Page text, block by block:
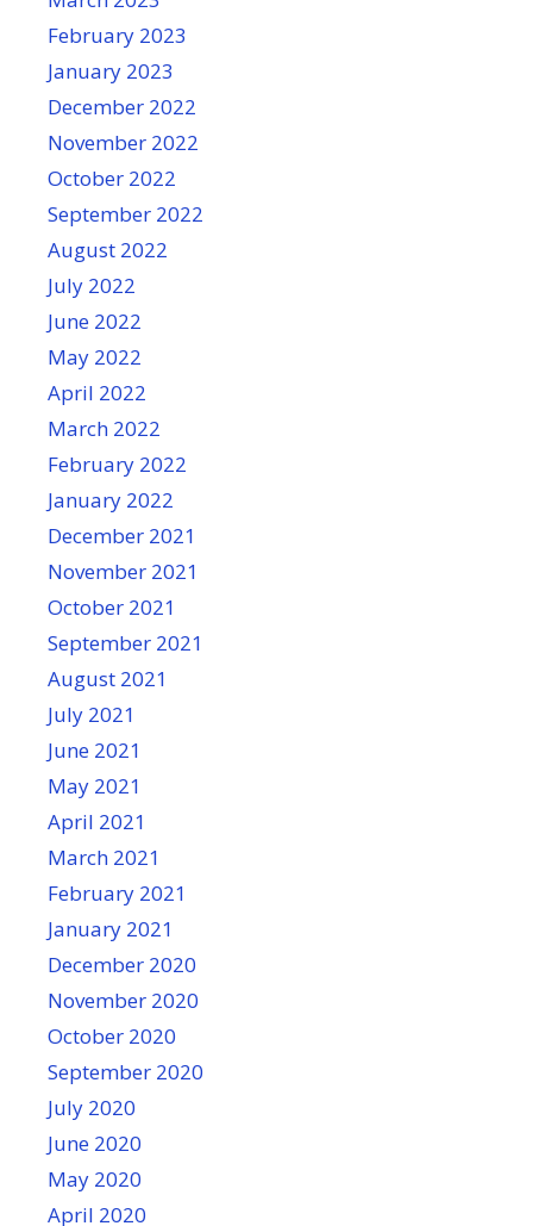
February 2023
January 2023
December 2022
November 2022
October 2022
September 2022
August 2022
July 2022
June 2022
May 2022
April 2022
March 2022
February 2022
January 2022
December 2021
November 2021
October 2021
September 2021
August 2021
July 2021
June 2021
May 2021
April 2021
March 2021
February 2021
January 2021
December 2020
November 2020
October 2020
September 2020
July 2020
June 2020
May 2020
April 2020